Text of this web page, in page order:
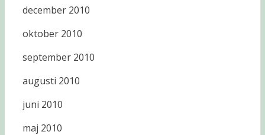
december 2010
oktober 2010
september 2010
augusti 2010
juni 2010
maj 2010